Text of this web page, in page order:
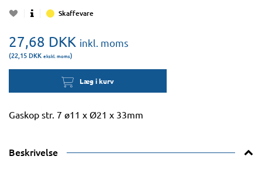
Skaffevare
27,68 DKK inkl. moms
(22,15 DKK ekskl. moms)
Læg i kurv
Gaskop str. 7 ø11 x Ø21 x 33mm
Beskrivelse